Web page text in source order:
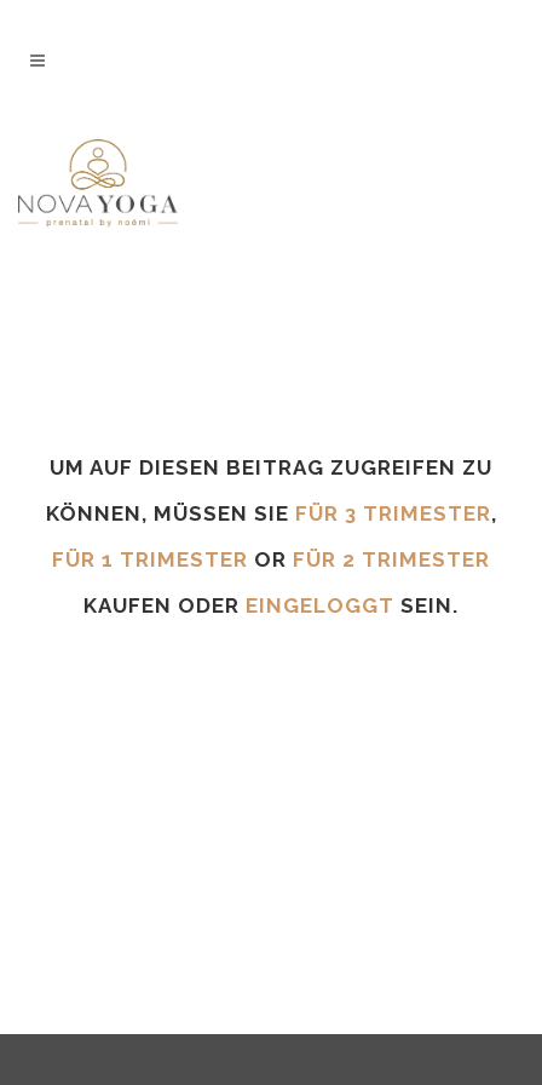
UM AUF DIESEN BEITRAG ZUGREIFEN ZU
KÖNNEN, MÜSSEN SIE FÜR 3 TRIMESTER,
FÜR 1 TRIMESTER OR FÜR 2 TRIMESTER
KAUFEN ODER EINGELOGGT SEIN.